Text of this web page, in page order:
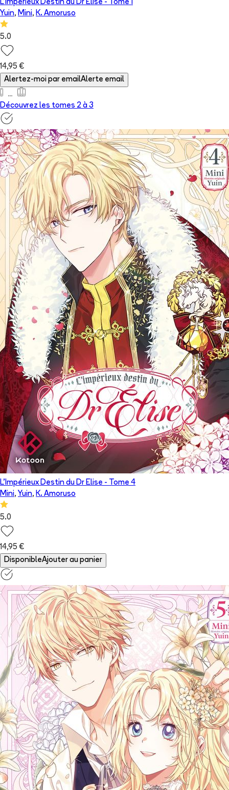
L'Impérieux Destin du Dr Elise - Tome 1
Yuin, Mini, K. Amoruso
5.0
14,95 €
Alertez-moi par emailAlerte email
Découvrez les tomes 2 à 3
L'Impérieux Destin du Dr Elise - Tome 4
Mini, Yuin, K. Amoruso
5.0
14,95 €
DisponibleAjouter au panier